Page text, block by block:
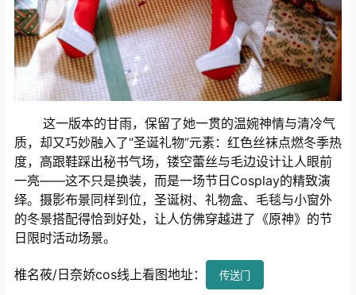
这一版本的甘雨，保留了她一贯的温婉神情与清冷气
质，却又巧妙融入了“圣诞礼物”元素：红色丝袜点燃冬季热
度，高跟鞋踩出秘书气场，镂空蕾丝与毛边设计让人眼前
一亮——这不只是换装，而是一场节日Cosplay的精致演
绎。摄影布景同样到位，圣诞树、礼物盒、毛毯与小窗外
的冬景搭配得恰到好处，让人仿佛穿越进了《原神》的节
日限时活动场景。
椎名莜/日奈娇cos线上看图地址： 传送门